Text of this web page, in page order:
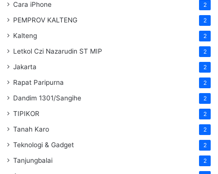
Cara iPhone 2
PEMPROV KALTENG 2
Kalteng 2
Letkol Czi Nazarudin ST MIP 2
Jakarta 2
Rapat Paripurna 2
Dandim 1301/Sangihe 2
TIPIKOR 2
Tanah Karo 2
Teknologi & Gadget 2
Tanjungbalai 2